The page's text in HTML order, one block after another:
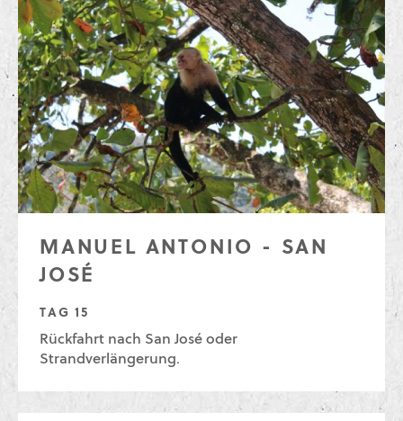
MANUEL ANTONIO - SAN
JOSÉ
TAG 15
Rückfahrt nach San José oder
Strandverlängerung.